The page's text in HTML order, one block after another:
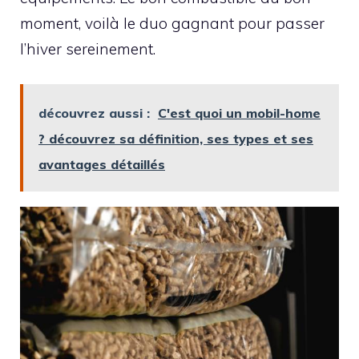
moment, voilà le duo gagnant pour passer
l’hiver sereinement.
découvrez aussi : C'est quoi un mobil-home
? découvrez sa définition, ses types et ses
avantages détaillés